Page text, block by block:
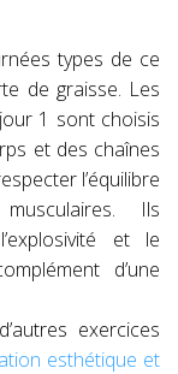
types de ce
de graisse. Les
1 sont choisis
et des chaînes
l’équilibre
Ils
et le
d’une
exercices
esthétique et